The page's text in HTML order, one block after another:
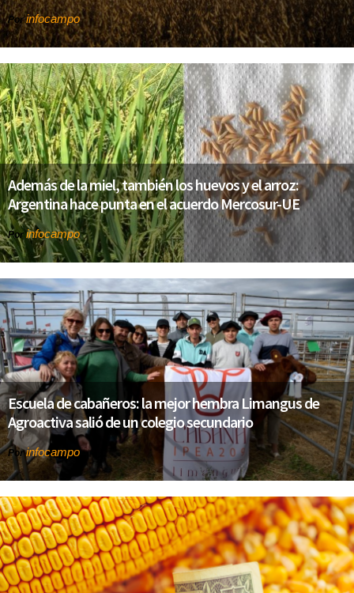
Porinfocampo
Además de la miel, también los huevos y el arroz:
Argentina hace punta en el acuerdo Mercosur-UE
Por infocampo
Escuela de cabañeros: la mejor hembra Limangus de
Agroactiva salió de un colegio secundario
Porinfocampo